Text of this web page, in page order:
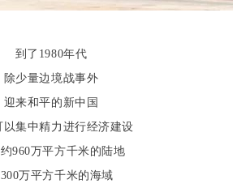
到了1980年代
除少量边境战事外
迎来和平的新中国
以集中精力进行经济建设
960万平方千米的陆地
万平方千米的海域